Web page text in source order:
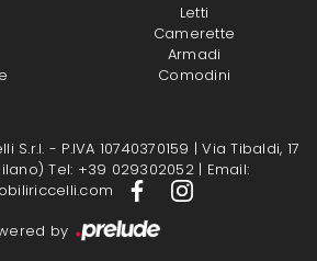
Letti
Camerette
Armadi
Comodini
- P.IVA 10740370159 |Via Tibaldi, 17
Tel: +39 029302052 | Email:
by